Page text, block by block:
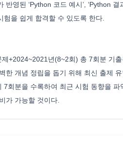
반영된 ‘Python 코드 예시’, ‘Python
험을 쉽게 합격할 수 있도록 한다.
제+2024~2021년(8~2회) 총 7회분 기
한 개념 정립을 돕기 위해 최신 출제
7회분을 수록하여 최근 시험 동향을
가 가능할 것이다.